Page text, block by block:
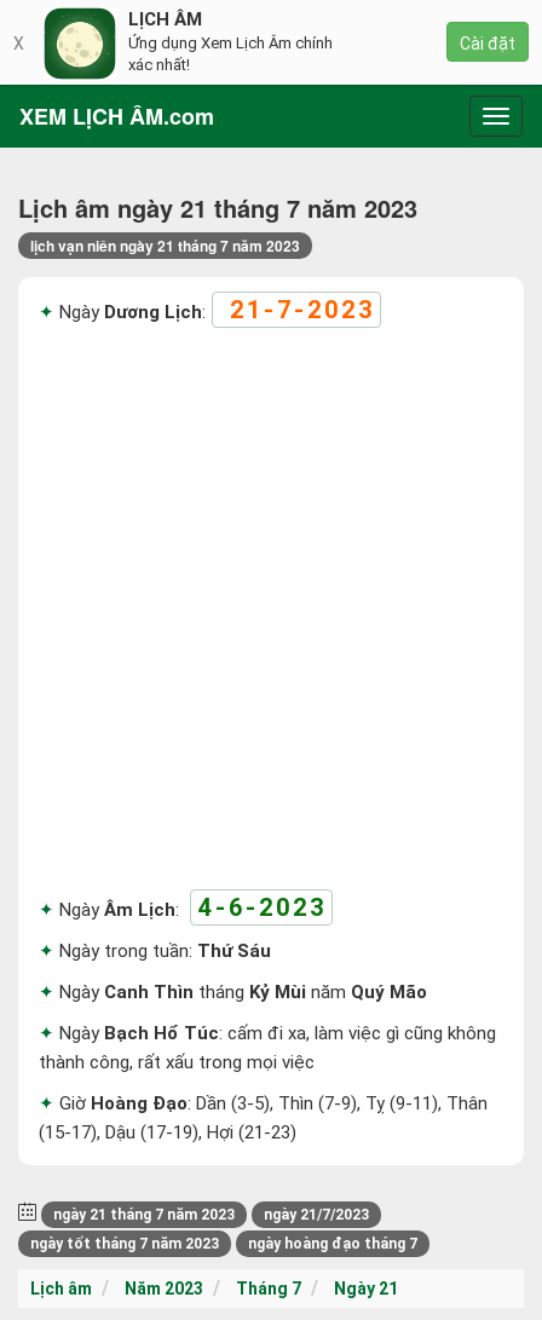
XEM LỊCH ÂM.com
Lịch âm ngày 21 tháng 7 năm 2023
lịch vạn niên ngày 21 tháng 7 năm 2023
Ngày Dương Lịch: 21-7-2023
NgàyÂm Lịch: 4-6-2023
Ngày trong tuần: Thứ Sáu
Ngày Canh Thìn tháng Kỷ Mùi năm Quý Mão
Ngày Bạch Hổ Túc: cấm đi xa, làm việc gì cũng không
thành công, rất xấu trong mọi việc
Giờ Hoàng Đạo: Dần (3-5), Thìn (7-9), Tỵ (9-11), Thân
(15-17), Dậu (17-19), Hợi (21-23)
ngày 21 tháng 7 năm 2023
ngày 21/7/2023
ngày tốt tháng 7 năm 2023
ngày hoàng đạo tháng 7
Lịch âm Năm 2023 Tháng 7 Ngày 21
X
LỊCH ÂM
Ứng dụng Xem Lịch Âm chính
xác nhất!
Cài đặt